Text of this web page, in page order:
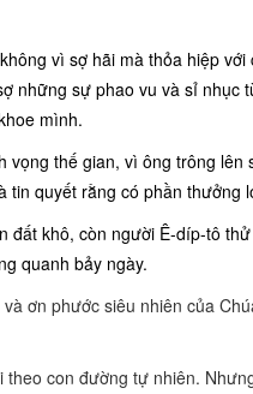
vì sợ hãi mà thỏa hiệp
những sự phao vu và sỉ
mình.
thế gian, vì ông trông
quyết rằng có phần thưởng
khô, còn người Ê-díp-tô
quanh bảy ngày.
ơn phước siêu nhiên của
con đường tự nhiên.